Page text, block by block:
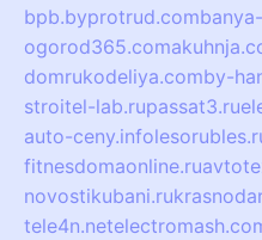
bpb.byprotrud.com
ogorod365.com
domrukodeliya.comby-
stroitel-lab.rupassat3.ru
auto-ceny.info
fitnesdomaonline.ru
novostikubani.ru
tele4n.net